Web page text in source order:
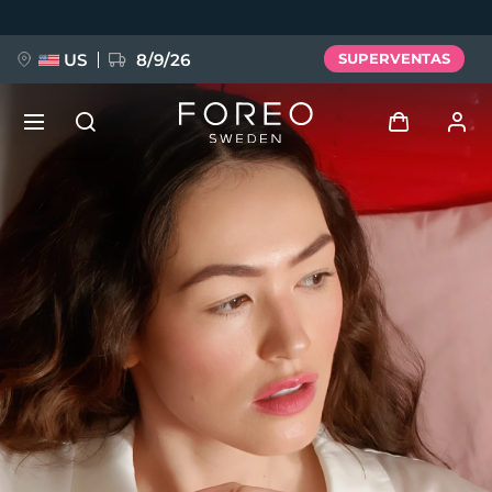
US 8/9/26 SUPERVENTAS
Iniciar sesión
Perfil de usuario
Mis dispositivos
Mis pedidos
Mis direcciones
Mis suscripciones
FAQ™ Pure Beauty-Tech Elixir
BREAKING NEWS
issa™ Teeth Whitening Set
Idioma
English Deutsch
Español
Français
Português
Polski
Svenska
Русский
Türkçe
简体中文 繁體中文